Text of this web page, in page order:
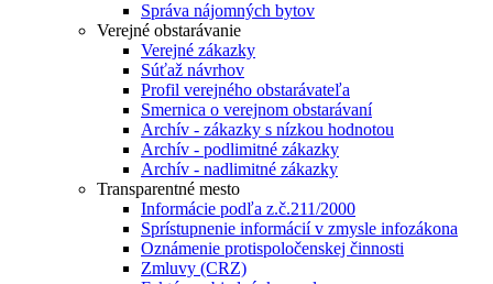
Správa nájomných bytov
Verejné obstarávanie
Verejné zákazky
Súťaž návrhov
Profil verejného obstarávateľa
Smernica o verejnom obstarávaní
Archív - zákazky s nízkou hodnotou
Archív - podlimitné zákazky
Archív - nadlimitné zákazky
Transparentné mesto
Informácie podľa z.č.211/2000
Sprístupnenie informácií v zmysle infozákona
Oznámenie protispoločenskej činnosti
Zmluvy (CRZ)